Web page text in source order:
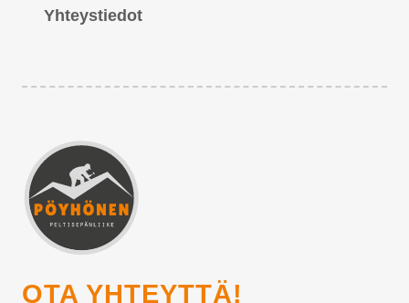
Yhteystiedot
OTA YHTEYTTÄ!